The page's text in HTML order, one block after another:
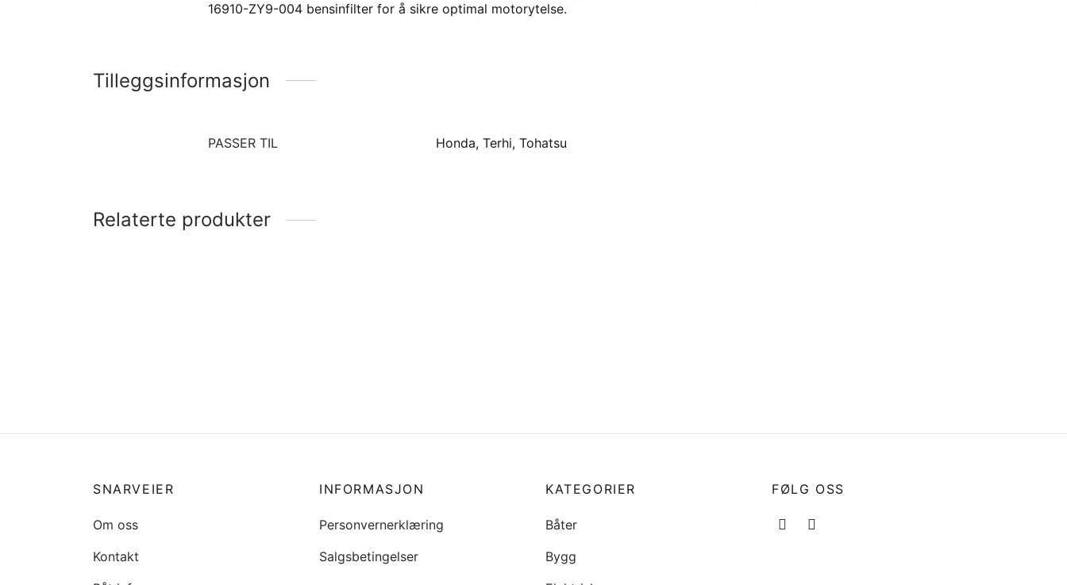
16910-ZY9-004 bensinfilter for å sikre optimal motorytelse.
Tilleggsinformasjon
PASSER TIL Honda, Terhi, Tohatsu
Relaterte produkter
SNARVEIER
Om oss
Kontakt
INFORMASJON
Personvernerklæring
Salgsbetingelser
KATEGORIER
Båter
Bygg
FØLG OSS